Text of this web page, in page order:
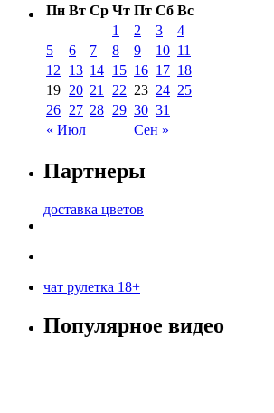
Пн Вт Ср Чт Пт Сб Вс
« Июл Сен »
1 2 3
4
5
6 7 8 9 10 11
12
13 14 15 16 17 18
19 20 21 22 23 24 25
26 27 28 29 30 31
Партнеры
доставка цветов
чат рулетка 18+
Популярное видео